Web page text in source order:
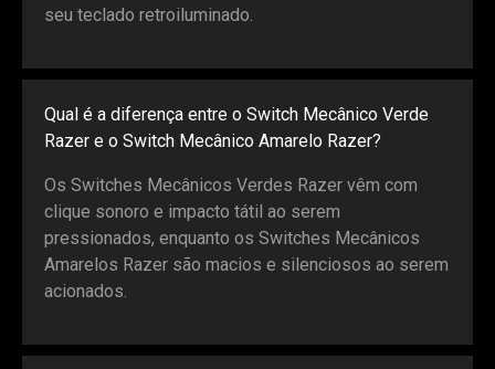
seu teclado retroiluminado.
Qual é a diferença entre o Switch Mecânico Verde
Razer e o Switch Mecânico Amarelo Razer?
Os Switches Mecânicos Verdes Razer vêm com
clique sonoro e impacto tátil ao serem
pressionados, enquanto os Switches Mecânicos
Amarelos Razer são macios e silenciosos ao serem
acionados.